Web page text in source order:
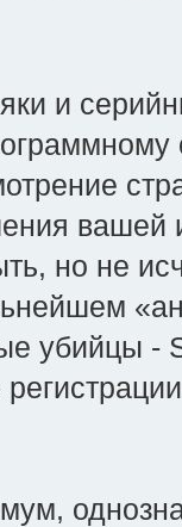
и
но не
убийцы